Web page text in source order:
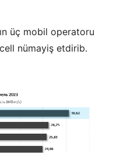
üç mobil operatoru
nümayiş etdirib.